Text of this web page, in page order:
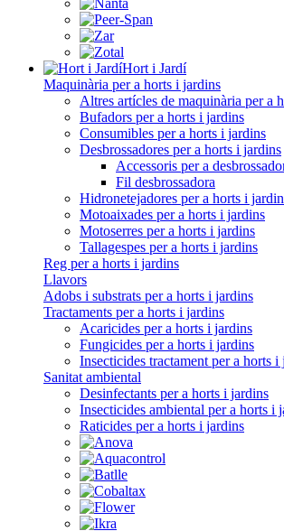
Hort i Jardí
Maquinària per a horts i jardins
Altres artícles de maquinària per a
Bufadors per a horts i jardins
Consumibles per a horts i jardins
Desbrossadores per a horts i jardins
Accessoris per a
Fil desbrossadora
Hidronetejadores per a horts i
Motoaixades per a horts i jardins
Motoserres per a horts i jardins
Tallagespes per a horts i jardins
Reg per a horts i jardins
Llavors
Adobs i substrats per a horts i jardins
Tractaments per a horts i jardins
Acaricides per a horts i jardins
Fungicides per a horts i jardins
Insecticides tractament per a horts i
Sanitat ambiental
Desinfectants per a horts i jardins
Insecticides ambiental per a horts i
Raticides per a horts i jardins